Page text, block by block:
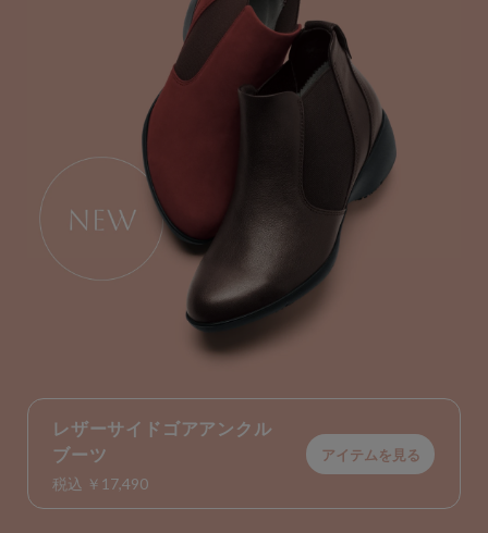
レザーサイドゴアアンクル
ブーツ
税込 ￥17,490
アイテムを見る